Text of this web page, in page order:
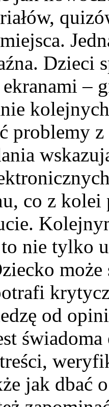
Dzieci
–
problemy
co z kolei
nie tylko
od
jak dbać